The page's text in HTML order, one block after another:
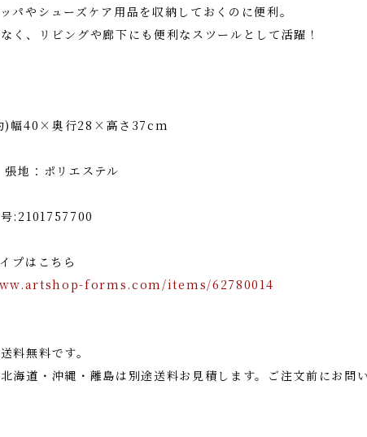
パやシューズケア用品を収納しておくのに便利。
く、リビングや廊下にも便利なスツールとして活躍！
)幅40×奥行28×高さ37cm
張地：ポリエステル
:2101757700
プはこちら
forms.com/items/62780014
料無料です。
海道・沖縄・離島は別途送料お見積します。ご注文前にお問